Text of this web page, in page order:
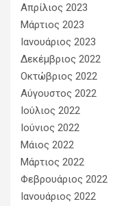
Απρίλιος 2023
Μάρτιος 2023
Ιανουάριος 2023
Δεκέμβριος 2022
Οκτώβριος 2022
Αύγουστος 2022
Ιούλιος 2022
Ιούνιος 2022
Μάιος 2022
Μάρτιος 2022
Φεβρουάριος 2022
Ιανουάριος 2022